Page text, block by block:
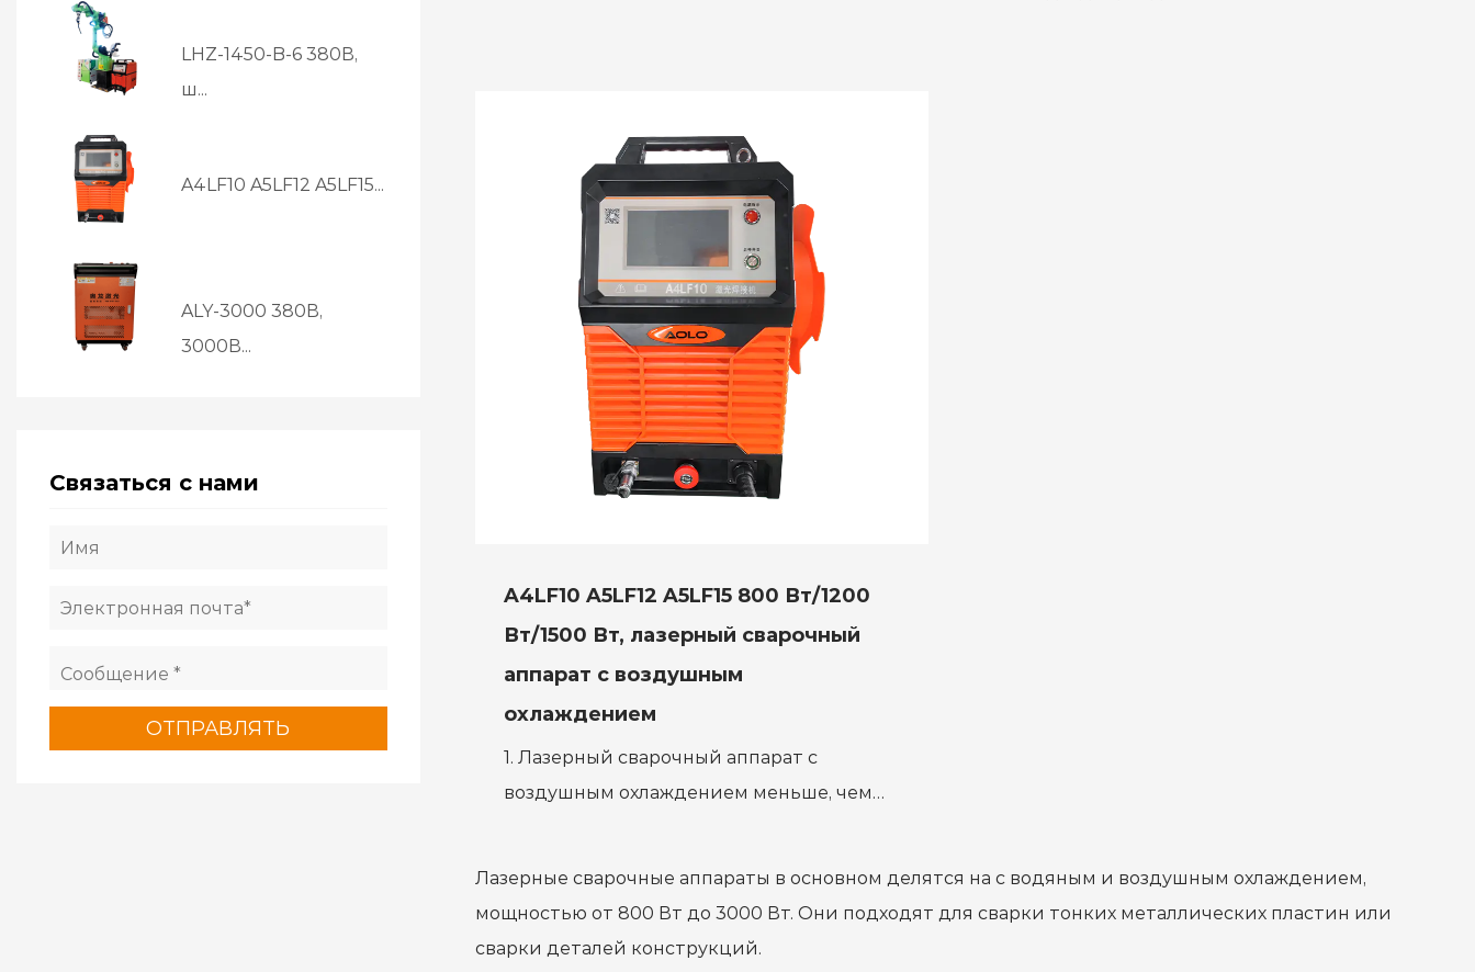
LHZ-1450-B-6 380В,
ш...
A4LF10 A5LF12 A5LF15...
ALY-3000 380В,
3000В...
Связаться с нами
A4LF10 A5LF12 A5LF15 800 Вт/1200
Вт/1500 Вт, лазерный сварочный
аппарат с воздушным
охлаждением
1. Лазерный сварочный аппарат с
воздушным охлаждением меньше, чем
Лазерные сварочные аппараты в основном делятся на с водяным и воздушным охлаждением,
мощностью от 800 Вт до 3000 Вт. Они подходят для сварки тонких металлических пластин или
сварки деталей конструкций.